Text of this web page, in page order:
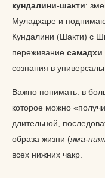
кундалини-шакти:
Муладхаре и
Кундалини (Шакти) с
переживание самадхи
сознания в
Важно понимать: в
которое можно
длительной,
образа жизни (яма-
всех нижних чакр.